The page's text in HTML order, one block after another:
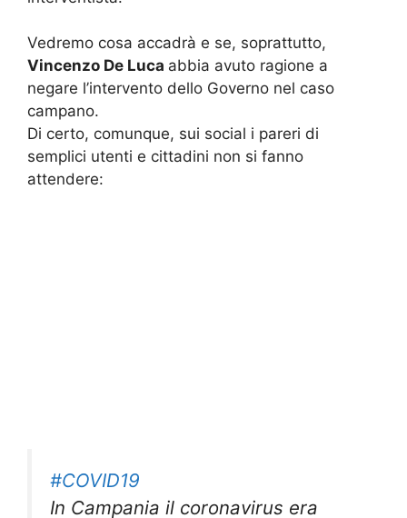
Vedremo cosa accadrà e se, soprattutto,
Vincenzo De Luca abbia avuto ragione a
negare l’intervento dello Governo nel caso
campano.
Di certo, comunque, sui social i pareri di
semplici utenti e cittadini non si fanno
attendere:
#COVID19
In Campania il coronavirus era